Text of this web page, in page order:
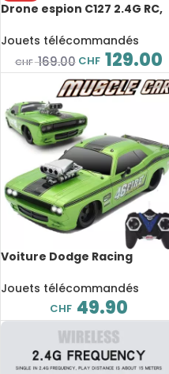
Drone espion C127 2.4G RC,
gyroscope, WiFi, grand angle
Jouets télécommandés
CHF169.00 CHF 129.00
Voiture Dodge Racing
avec lumières
Jouets télécommandés
CHF 49.90